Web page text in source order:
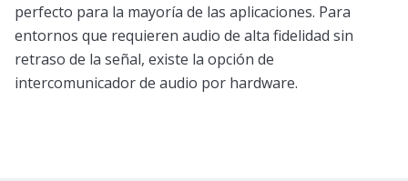
perfecto para la mayoría de las aplicaciones. Para
entornos que requieren audio de alta fidelidad sin
retraso de la señal, existe la opción de
intercomunicador de audio por hardware.